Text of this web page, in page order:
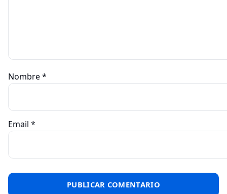
Nombre*
Email *